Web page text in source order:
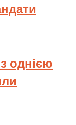
однією